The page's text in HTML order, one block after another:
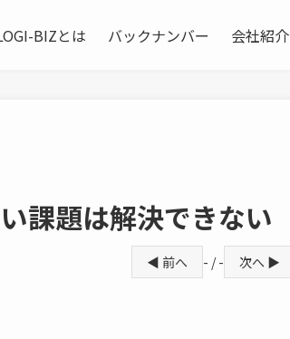
BIZとは バックナンバー 会社紹介
課題は解決できない
◀ 前へ - / - 次へ ▶